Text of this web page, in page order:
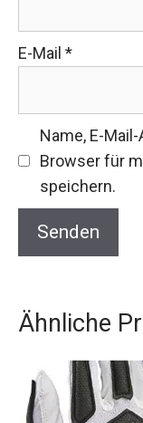
E-Mail *
Name, E-
Browser für
speichern.
Ähnliche